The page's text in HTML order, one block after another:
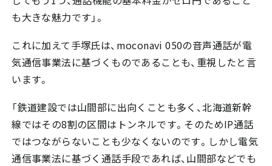
も大きな魅力です」。
これに加えて手塚氏は、moconavi 050の音声通話が電
気通信事業法に基づくものであることも、重視したと言
います。
「鉄道建設では山間部に出向くことも多く、北海道新幹
線ではその8割の区間はトンネルです。そのためIP通話
ではつながらないことも少なくないのです。しかし電気
通信事業法に基づく通話手段であれば、山間部などでも